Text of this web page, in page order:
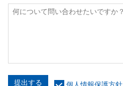
提出する 個人情報保護方針